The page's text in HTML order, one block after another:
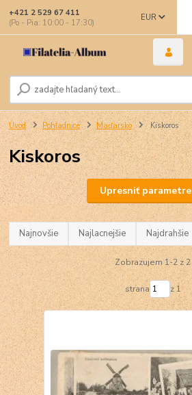
EUR
+421 2 529 67 411
(Po - Pia: 10:00 - 17:30)
Úvod Pohľadnice Maďarsko Kiskoros
Kiskoros
Upresniť parametre
Najnovšie Najlacnejšie Najdrahšie
Zobrazujem 1-2 z 2
strana z 1